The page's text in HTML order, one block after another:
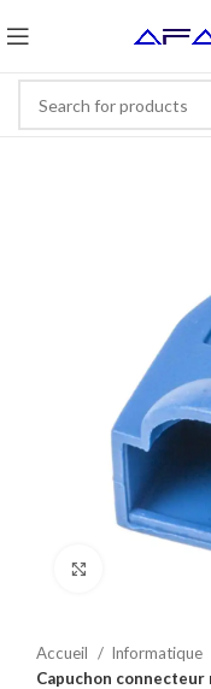
Accueil Informatique
Capuchon connecteur